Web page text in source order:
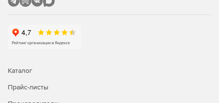
Каталог
Прайс-листы